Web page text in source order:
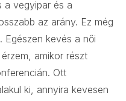
a vegyipar és a
az arány. Ez még
Egészen kevés a női
amikor részt
Ott
ki, annyira kevesen